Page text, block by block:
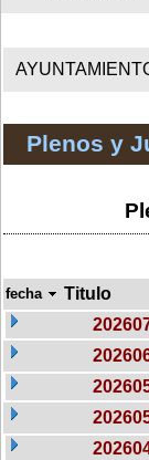
Plenos y
fecha Titulo